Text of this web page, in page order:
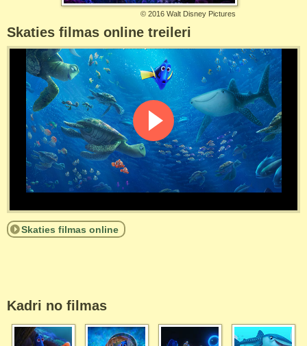
© 2016 Walt Disney Pictures
Skaties filmas online treileri
Skaties filmas online
Kadri no filmas